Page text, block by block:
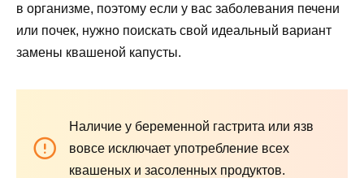
в организме, поэтому если у вас заболевания печени
или почек, нужно поискать свой идеальный вариант
замены квашеной капусты.
Наличие у беременной гастрита или язв
вовсе исключает употребление всех
квашеных и засоленных продуктов.